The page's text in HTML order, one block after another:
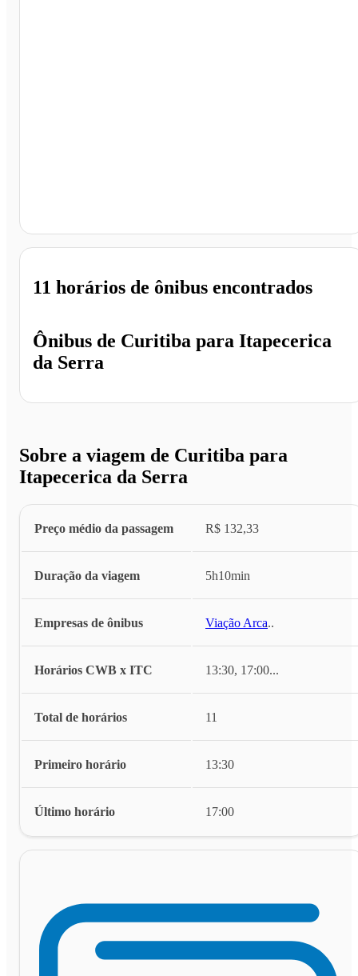
Ônibus de Curitiba para Itapecerica
da Serra
11 horários de ônibus encontrados
Sobre a viagem de Curitiba para
Itapecerica da Serra
Preço médio da passagem R$ 132,33
Duração da viagem 5h10min
Empresas de ônibus Viação Arca...
Horários CWB x ITC 13:30, 17:00...
Total de horários 11
Primeiro horário 13:30
Último horário 17:00